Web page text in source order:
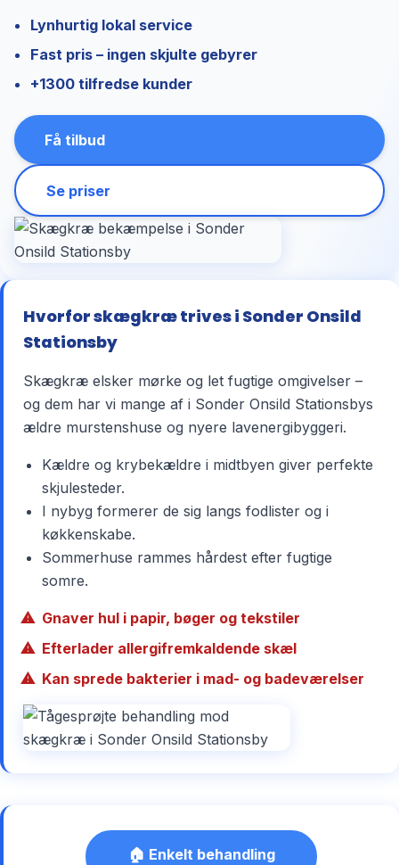
Lynhurtig lokal service
Fast pris – ingen skjulte gebyrer
+1300 tilfredse kunder
Få tilbud
Se priser
Hvorfor skægkræ trives i Sonder Onsild
Stationsby
Skægkræ elsker mørke og let fugtige omgivelser –
og dem har vi mange af i Sonder Onsild Stationsbys
ældre murstenshuse og nyere lavenergibyggeri.
Kældre og krybekældre i midtbyen giver perfekte
skjulesteder.
I nybyg formerer de sig langs fodlister og i
køkkenskabe.
Sommerhuse rammes hårdest efter fugtige
somre.
Gnaver hul i papir, bøger og tekstiler
Efterlader allergifremkaldende skæl
Kan sprede bakterier i mad- og badeværelser
🏠 Enkelt behandling